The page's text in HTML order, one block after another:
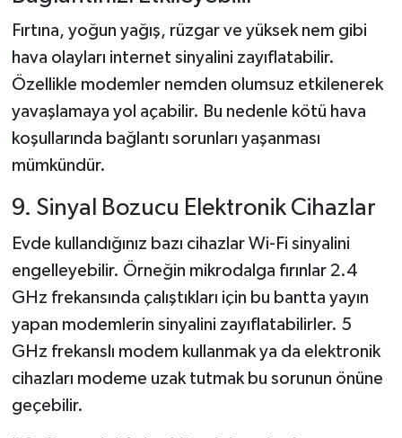
Fırtına, yoğun yağış, rüzgar ve yüksek nem gibi
hava olayları internet sinyalini zayıflatabilir.
Özellikle modemler nemden olumsuz etkilenerek
yavaşlamaya yol açabilir. Bu nedenle kötü hava
koşullarında bağlantı sorunları yaşanması
mümkündür.
9. Sinyal Bozucu Elektronik Cihazlar
Evde kullandığınız bazı cihazlar Wi-Fi sinyalini
engelleyebilir. Örneğin mikrodalga fırınlar 2.4
GHz frekansında çalıştıkları için bu bantta yayın
yapan modemlerin sinyalini zayıflatabilirler. 5
GHz frekanslı modem kullanmak ya da elektronik
cihazları modeme uzak tutmak bu sorunun önüne
geçebilir.